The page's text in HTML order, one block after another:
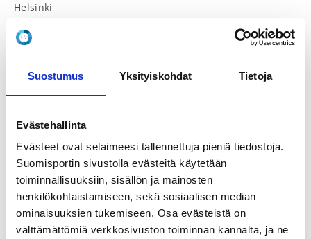
Suostumus Yksityiskohdat Tietoja
Evästehallinta
Evästeet ovat selaimeesi tallennettuja pieniä tiedostoja.
Suomisportin sivustolla evästeitä käytetään
toiminnallisuuksiin, sisällön ja mainosten
henkilökohtaistamiseen, sekä sosiaalisen median
ominaisuuksien tukemiseen. Osa evästeistä on
välttämättömiä verkkosivuston toiminnan kannalta, ja ne
Helsinki
SPORTS
Taekwondo
Koko leiri 30,00 €
ADDITIONAL INFORMATION
Emmi Korhonen